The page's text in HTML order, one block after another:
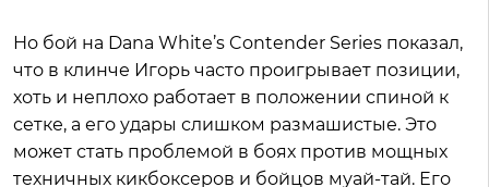
Но бой на Dana White’s Contender Series показал,
что в клинче Игорь часто проигрывает позиции,
хоть и неплохо работает в положении спиной к
сетке, а его удары слишком размашистые. Это
может стать проблемой в боях против мощных
техничных кикбоксеров и бойцов муай-тай. Его